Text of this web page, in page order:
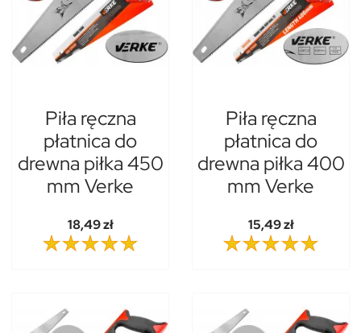
Piła ręczna
płatnica do
drewna piłka 450
mm Verke
18,49 zł
Piła ręczna
płatnica do
drewna piłka 400
mm Verke
15,49 zł